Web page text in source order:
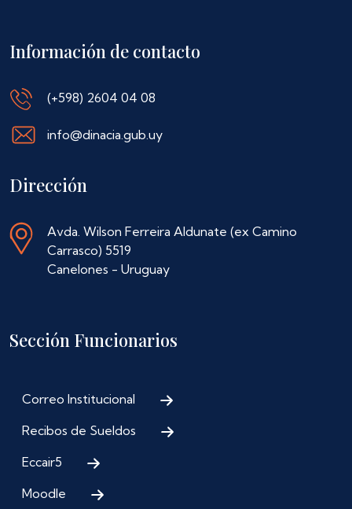
Información de contacto
(+598) 2604 04 08
info@dinacia.gub.uy
Dirección
Avda. Wilson Ferreira Aldunate (ex Camino
Carrasco) 5519
Canelones - Uruguay
Sección Funcionarios
Correo Institucional
Recibos de Sueldos
Eccair5
Moodle